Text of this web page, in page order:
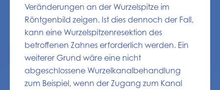
Veränderungen an der Wurzelspitze im
Röntgenbild zeigen. Ist dies dennoch der Fall,
kann eine Wurzelspitzenresektion des
betroffenen Zahnes erforderlich werden. Ein
weiterer Grund wäre eine nicht
abgeschlossene Wurzelkanalbehandlung
zum Beispiel, wenn der Zugang zum Kanal